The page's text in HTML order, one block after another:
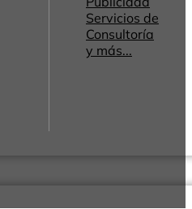
Servicios de
Consultoría
y más...